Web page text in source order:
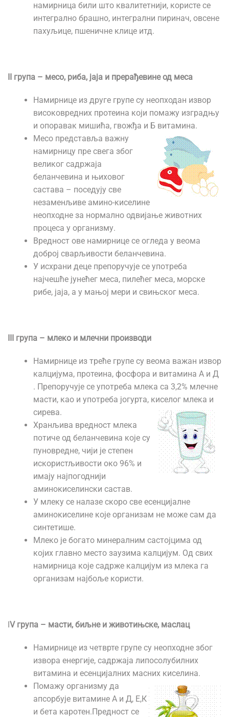
намирница били што квалитетнији, користе се
интегрално брашно, интегрални пиринач, овсене
пахуљице, пшеничне клице итд.
II група – месо, риба, јаја и прерађевине од меса
Намирнице из друге групе су неопходан извор
високовредних протеина који помажу изградњу
и опоравак мишића, гвожђа и Б витамина.
Месо представља важну
намирницу пре свега због
великог садржаја
беланчевина и њиховог
састава – поседују све
незаменљиве амино-киселине
неопходне за нормално одвијање животних
процеса у организму.
Вредност ове намирнице се огледа у веома
доброј сварљивости беланчевина.
У исхрани деце препоручује се употреба
најчешће јунећег меса, пилећег меса, морске
рибе, јаја, а у мањој мери и свињског меса.
III група – млеко и млечни производи
Намирнице из треће групе су веома важан извор
калцијума, протеина, фосфора и витамина А и Д
. Препоручује се употреба млека са 3,2% млечне
масти, као и употреба јогурта, киселог млека и
сирева.
Хранљива вредност млека
потиче од беланчевина које су
пуновредне, чији је степен
искористљивости око 96% и
имају најпогоднији
аминокиселински састав.
У млеку се налазе скоро све есенцијалне
аминокиселине које организам не може сам да
синтетише.
Млеко је богато минералним састојцима од
којих главно место заузима калцијум. Од свих
намирница које садрже калцијум из млека га
организам најбоље користи.
IV група – масти, биљне и животињске, маслац
Намирнице из четврте групе су неопходне због
извора енергије, садржаја липосолубилних
витамина и есенцијалних масних киселина.
Помажу организму да
апсорбује витамине А и Д, Е,К
и бета каротен.Предност се